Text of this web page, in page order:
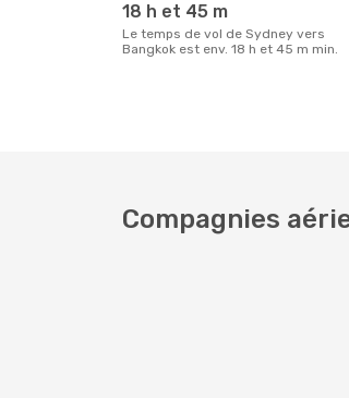
18 h et 45 m
Le temps de vol de Sydney vers
Bangkok est env. 18 h et 45 m min.
Compagnies